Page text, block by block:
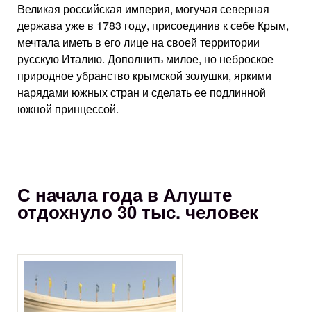
Великая российская империя, могучая северная
держава уже в 1783 году, присоединив к себе Крым,
мечтала иметь в его лице на своей территории
русскую Италию. Дополнить милое, но неброское
природное убранство крымской золушки, яркими
нарядами южных стран и сделать ее подлинной
южной принцессой.
С начала года в Алуште
отдохнуло 30 тыс. человек